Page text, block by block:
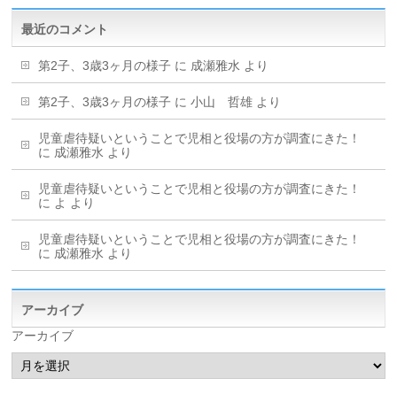
最近のコメント
第2子、3歳3ヶ月の様子 に 成瀬雅水 より
第2子、3歳3ヶ月の様子 に小山 哲雄 より
児童虐待疑いということで児相と役場の方が調査にきた！
に 成瀬雅水 より
児童虐待疑いということで児相と役場の方が調査にきた！
に よ より
児童虐待疑いということで児相と役場の方が調査にきた！
に 成瀬雅水 より
アーカイブ
アーカイブ